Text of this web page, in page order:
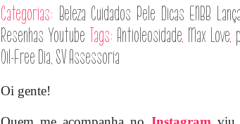
Categorias: Beleza Cuidados Pele Dicas ENBB
Resenhas Youtube Tags: Antioleosidade, Max Love,
Oil-Free Dia, SV Assessoria
Oi gente!